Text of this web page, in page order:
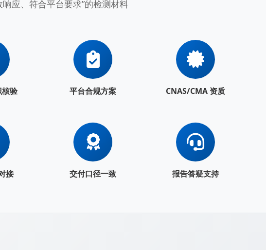
应、符合平台要求”的检测材料
验 平台合规方案 CNAS/CMA 资质
接 交付口径一致 报告答疑支持